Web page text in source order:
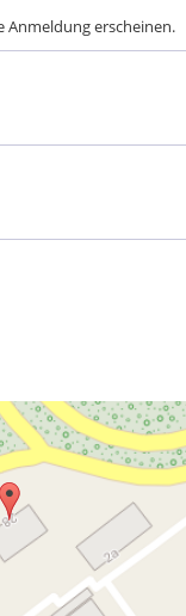
Anmeldung erscheinen.